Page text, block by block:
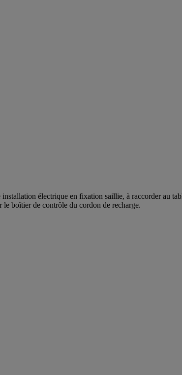
électrique en fixation saillie, à raccorder au
le boîtier de contrôle du cordon de recharge.